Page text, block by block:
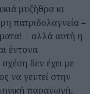
μυζήθρα κι
πατριδολαγνεία –
– αλλά αυτή η
έντονα
δεν έχει με
να γευτεί στην
παραγωγή,